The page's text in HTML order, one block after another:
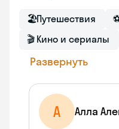
🏖Путешествия
🎬 Кино и сериалы
Развернуть
А
Алла